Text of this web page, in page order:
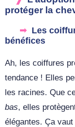
protéger la
Les
bénéfices
Ah, les coiffures
tendance ! Elles
les racines. Que
bas, elles
élégantes. Ça